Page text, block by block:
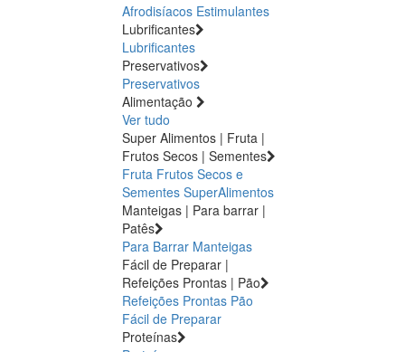
Afrodisíacos Estimulantes
Lubrificantes
Lubrificantes
Preservativos
Preservativos
Alimentação
Ver tudo
Super Alimentos | Fruta |
Frutos Secos | Sementes
Fruta Frutos Secos e
Sementes SuperAlimentos
Manteigas | Para barrar |
Patês
Para Barrar Manteigas
Fácil de Preparar |
Refeições Prontas | Pão
Refeições Prontas Pão
Fácil de Preparar
Proteínas